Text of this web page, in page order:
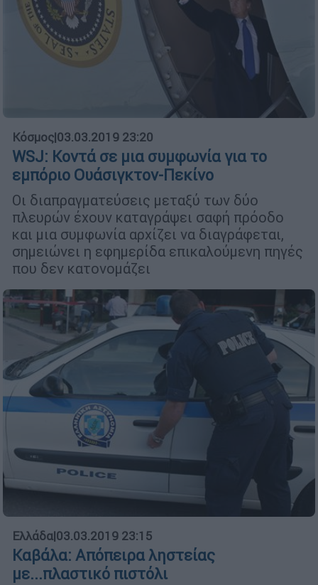
Κόσμος|03.03.2019 23:20
WSJ: Κοντά σε μια συμφωνία για το
εμπόριο Ουάσιγκτον-Πεκίνο
Οι διαπραγματεύσεις μεταξύ των δύο
πλευρών έχουν καταγράψει σαφή πρόοδο
και μια συμφωνία αρχίζει να διαγράφεται,
σημειώνει η εφημερίδα επικαλούμενη πηγές
που δεν κατονομάζει
Ελλάδα|03.03.2019 23:15
Καβάλα: Απόπειρα ληστείας
με...πλαστικό πιστόλι